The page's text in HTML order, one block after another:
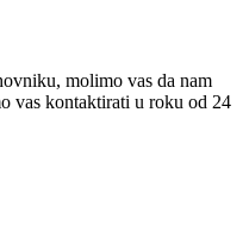
molimo vas da nam
vas kontaktirati u roku od 24